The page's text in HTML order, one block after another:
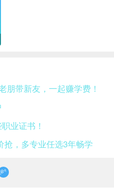
朋带新友，一起赚学费！
业证书！
抢，多专业任选3年畅学